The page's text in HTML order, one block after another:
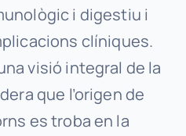
i digestiu i
clíniques.
visió integral de la
que l’origen de
es troba en la